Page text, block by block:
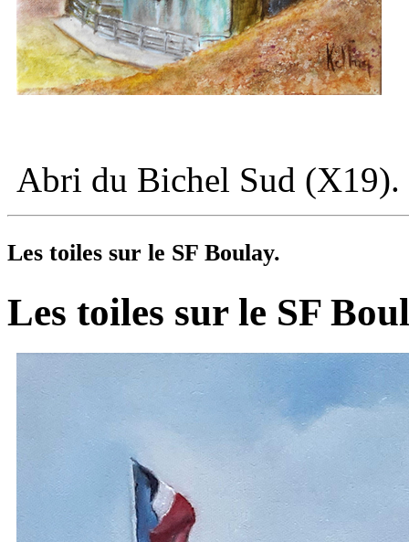
Abri du Bichel Sud
Les toiles sur le SF Boulay.
Les toiles sur le SF